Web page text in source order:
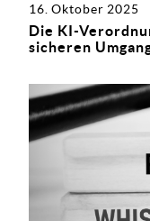
16. Oktober 2025
Die KI-
sicheren